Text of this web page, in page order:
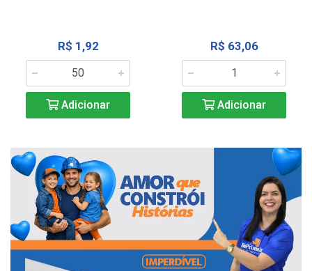
R$ 1,92
Adicionar
R$ 63,06
Adicionar